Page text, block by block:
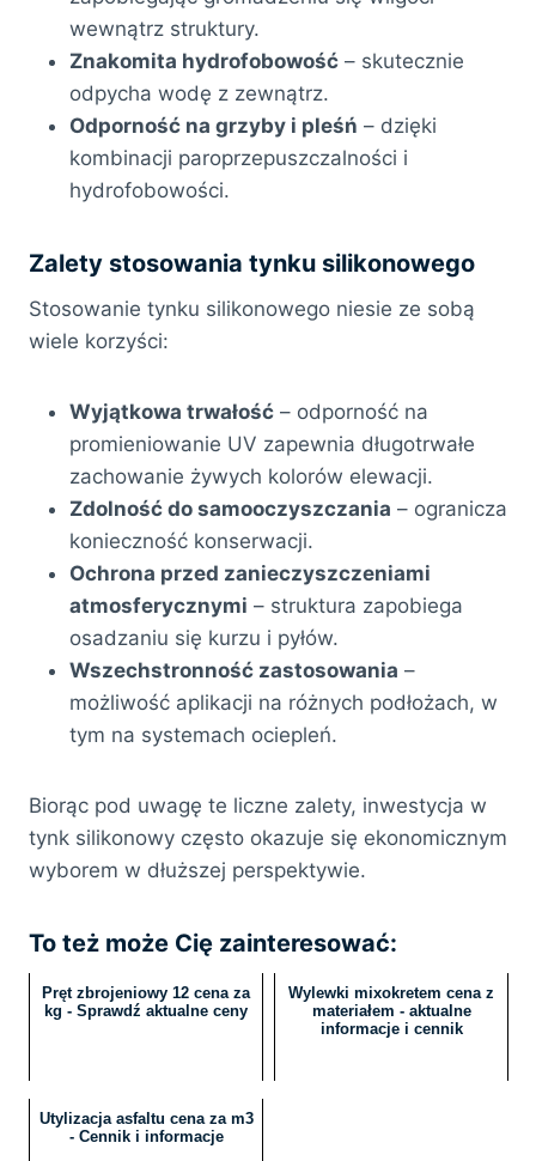
wewnątrz struktury.
Znakomita hydrofobowość – skutecznie
odpycha wodę z zewnątrz.
Odporność na grzyby i pleśń – dzięki
kombinacji paroprzepuszczalności i
hydrofobowości.
Zalety stosowania tynku silikonowego
Stosowanie tynku silikonowego niesie ze sobą
wiele korzyści:
Wyjątkowa trwałość – odporność na
promieniowanie UV zapewnia długotrwałe
zachowanie żywych kolorów elewacji.
Zdolność do samooczyszczania – ogranicza
konieczność konserwacji.
Ochrona przed zanieczyszczeniami
atmosferycznymi – struktura zapobiega
osadzaniu się kurzu i pyłów.
Wszechstronność zastosowania –
możliwość aplikacji na różnych podłożach, w
tym na systemach ociepleń.
Biorąc pod uwagę te liczne zalety, inwestycja w
tynk silikonowy często okazuje się ekonomicznym
wyborem w dłuższej perspektywie.
To też może Cię zainteresować:
Pręt zbrojeniowy 12 cena za
kg - Sprawdź aktualne ceny
Wylewki mixokretem cena z
materiałem - aktualne
informacje i cennik
Utylizacja asfaltu cena za m3
- Cennik i informacje